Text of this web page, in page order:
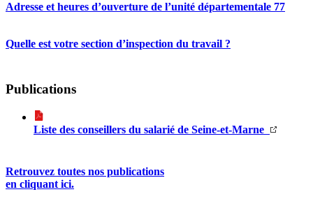
Adresse et heures d’ouverture de l’unité départementale 77
Quelle est votre section d’inspection du travail ?
Publications
Liste des conseillers du salarié de Seine-et-Marne
Retrouvez toutes nos publications
en cliquant ici.